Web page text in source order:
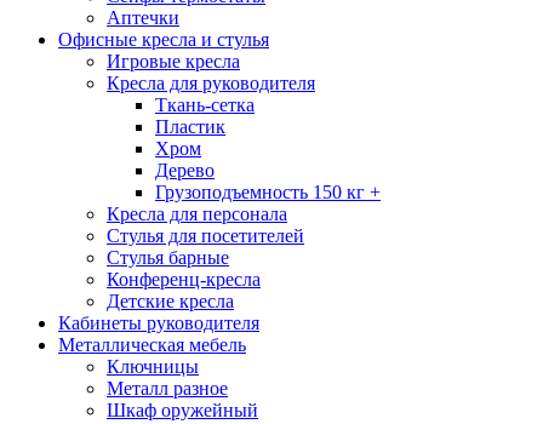
Аптечки
Офисные кресла и стулья
Игровые кресла
Кресла для руководителя
Ткань-сетка
Пластик
Хром
Дерево
Грузоподъемность 150 кг +
Кресла для персонала
Стулья для посетителей
Стулья барные
Конференц-кресла
Детские кресла
Кабинеты руководителя
Металлическая мебель
Ключницы
Металл разное
Шкаф оружейный